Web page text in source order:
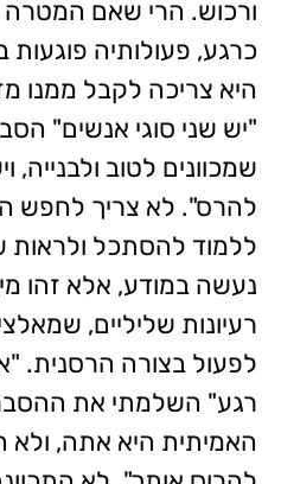
ורכוש. הרי שאם
כרגע, פעולותיה
היא צריכה לקבל ממנו
"יש שני סוגי אנשים"
שמכוונים לטוב ולבנייה,
להרס". לא צריך לחפש
ללמוד להסתכל ולראות
נעשה במודע, אלא זהו
רעיונות שליליים,
לפעול בצורה הרסנית.
רגע" השלמתי את
האמיתית היא אתה, ולא